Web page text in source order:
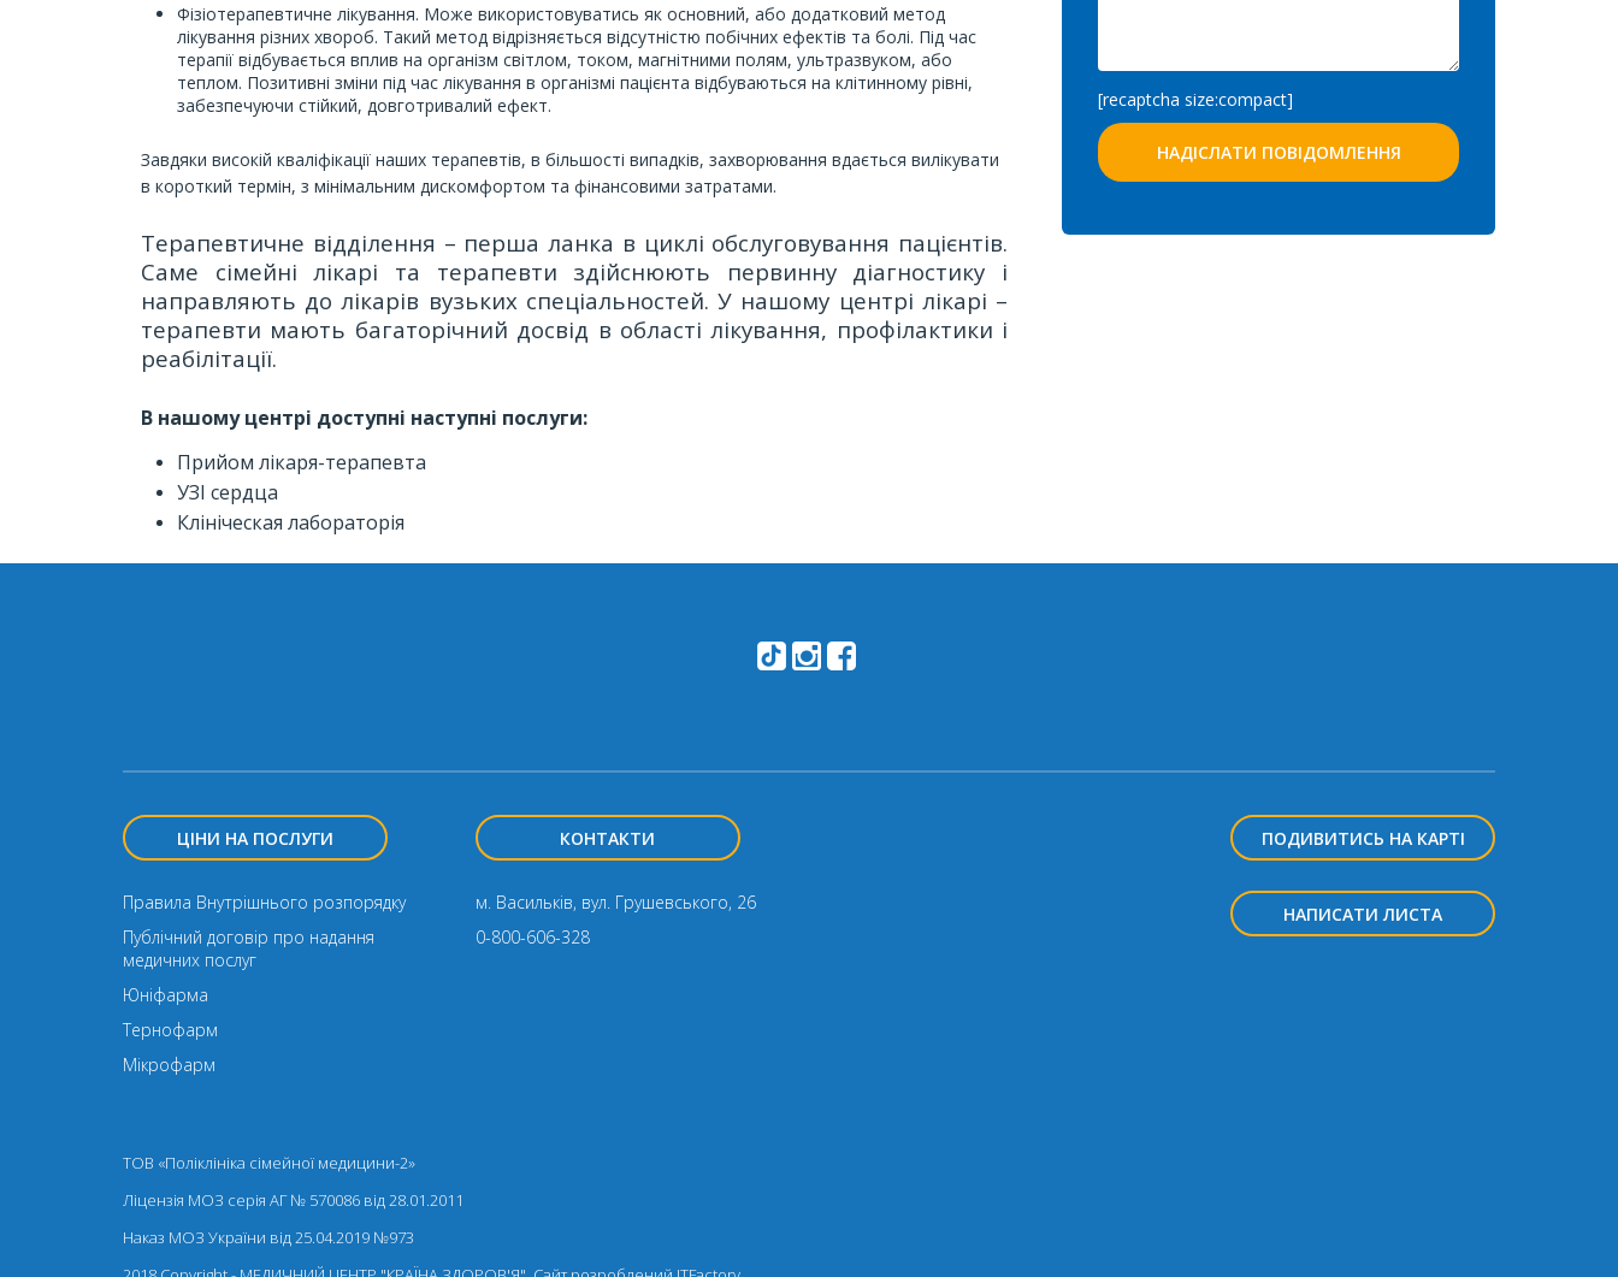
Фізіотерапевтичне лікування. Може використовуватись як основний, або додатковий метод
лікування різних хвороб. Такий метод відрізняється відсутністю побічних ефектів та болі. Під час
терапії відбувається вплив на організм світлом, током, магнітними полям, ультразвуком, або
теплом. Позитивні зміни під час лікування в організмі пацієнта відбуваються на клітинному рівні,
забезпечуючи стійкий, довготривалий ефект.
Завдяки високій кваліфікації наших терапевтів, в більшості випадків, захворювання вдається вилікувати
в короткий термін, з мінімальним дискомфортом та фінансовими затратами.
Терапевтичне відділення – перша ланка в циклі обслуговування пацієнтів.
Саме сімейні лікарі та терапевти здійснюють первинну діагностику і
направляють до лікарів вузьких спеціальностей. У нашому центрі лікарі –
терапевти мають багаторічний досвід в області лікування, профілактики і
реабілітації.
В нашому центрі доступні наступні послуги:
Прийом лікаря-терапевта
УЗІ сердца
Клініческая лабораторія
[recaptcha size:compact]
ЦІНИ НА ПОСЛУГИ
Правила Внутрішнього розпорядку
Публічний договір про надання
медичних послуг
Юніфарма
Тернофарм
Мікрофарм
КОНТАКТИ
м. Васильків, вул. Грушевського, 26
0-800-606-328
ПОДИВИТИСЬ НА КАРТІ
НАПИСАТИ ЛИСТА
ТОВ «Поліклініка сімейної медицини-2»
Ліцензія МОЗ серія АГ № 570086 від 28.01.2011
Наказ МОЗ України від 25.04.2019 №973